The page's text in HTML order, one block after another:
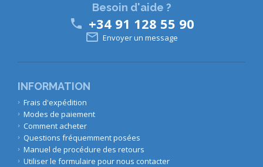
INFORMATION
Frais d'expédition
Modes de paiement
Comment acheter
Questions fréquemment posées
Manuel de procédure des retours
Utiliser le formulaire pour nous contacter
Besoin d'aide ?
 +34 91 128 55 90
 Envoyer un message